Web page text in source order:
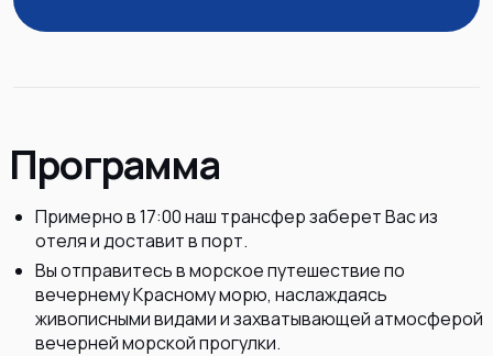
Программа
Примерно в 17:00 наш трансфер заберет Вас из
отеля и доставит в порт.
Вы отправитесь в морское путешествие по
вечернему Красному морю, наслаждаясь
живописными видами и захватывающей атмосферой
вечерней морской прогулки.